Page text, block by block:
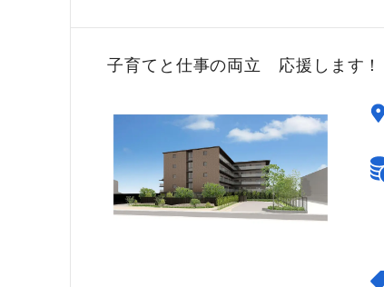
子育てと仕事の両立 応援します！